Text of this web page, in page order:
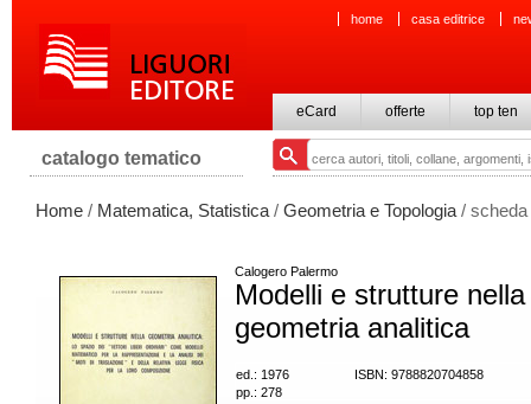
home casa editrice
eCard offerte top ten
catalogo tematico
Home / Matematica, Statistica / Geometria e Topologia /
Calogero Palermo
Modelli e strutture nella
geometria analitica
ed.: 1976
ISBN: 9788820704858
pp.: 278